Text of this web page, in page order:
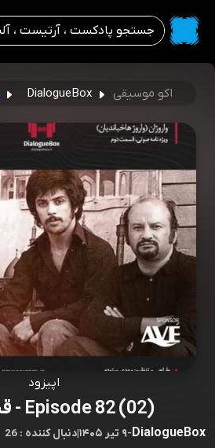
اکو موسیقی DialogueBox
اپیزود
Episode 82 (02) - قسمت 75
DialogueBox
-۹ تیر ۱۴۰۵ |26 : دنبال کننده